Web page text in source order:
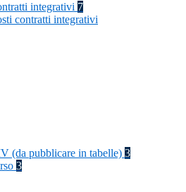
integrativi 7
contratti integrativi
(da pubblicare in tabelle) 3
3